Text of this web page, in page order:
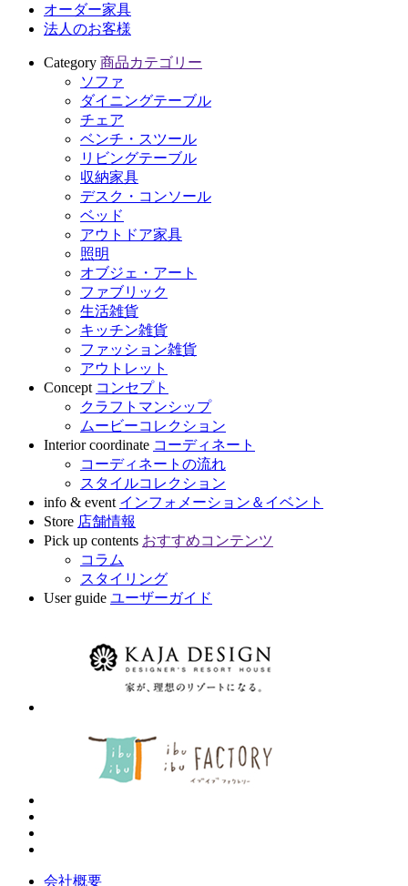
オーダー家具
法人のお客様
Category 商品カテゴリー
ソファ
ダイニングテーブル
チェア
ベンチ・スツール
リビングテーブル
収納家具
デスク・コンソール
ベッド
アウトドア家具
照明
オブジェ・アート
ファブリック
生活雑貨
キッチン雑貨
ファッション雑貨
アウトレット
Concept コンセプト
クラフトマンシップ
ムービーコレクション
Interior coordinate コーディネート
コーディネートの流れ
スタイルコレクション
info & event インフォメーション＆イベント
Store 店舗情報
Pick up contents おすすめコンテンツ
コラム
スタイリング
User guide ユーザーガイド
会社概要